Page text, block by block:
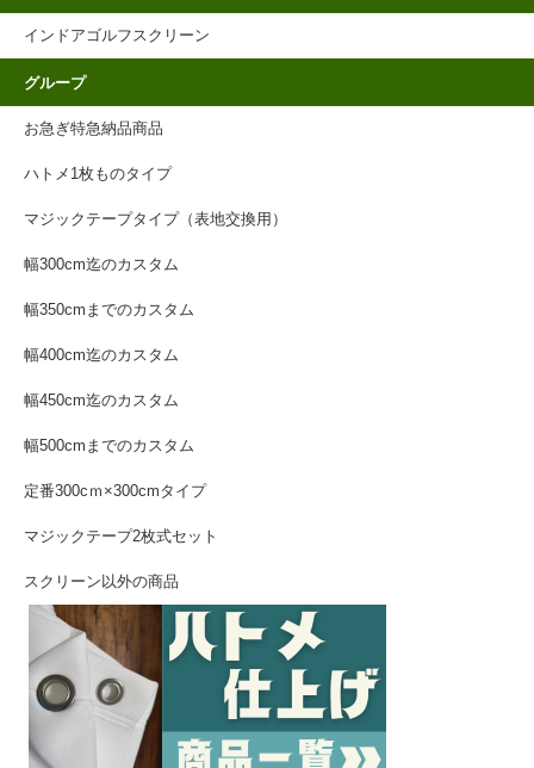
インドアゴルフスクリーン
グループ
お急ぎ特急納品商品
ハトメ1枚ものタイプ
マジックテープタイプ（表地交換用）
幅300cm迄のカスタム
幅350cmまでのカスタム
幅400cm迄のカスタム
幅450cm迄のカスタム
幅500cmまでのカスタム
定番300cｍ×300cmタイプ
マジックテープ2枚式セット
スクリーン以外の商品